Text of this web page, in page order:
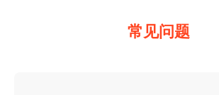
常见问题